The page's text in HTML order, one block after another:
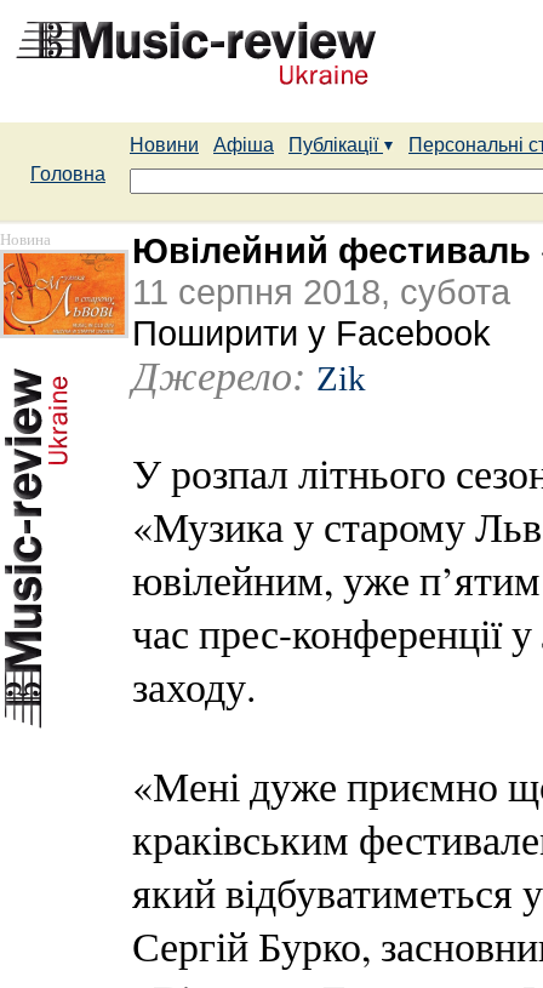
Новини Афіша Публікації
Персональні
Головна
Новина
Ювілейний фестиваль
11 серпня 2018, субота
Поширити у Facebook
Джерело: Zik
У розпал літнього
«Музика у старому
ювілейним, уже
час прес-конференції
заходу.
«Мені дуже приємно
краківським
який відбуватиметься
Сергій Бурко,